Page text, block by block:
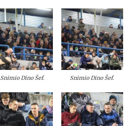
Snimio Dino Šef. Snimio Dino Šef.